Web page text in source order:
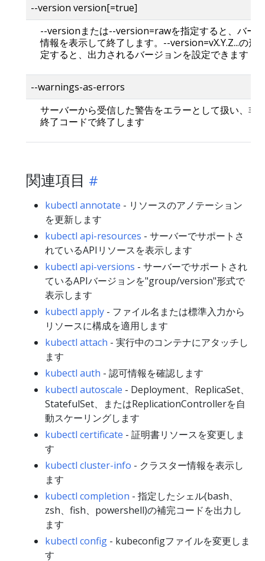
--version version[=true]
--versionまたは--version=rawを指定すると、バー
情報を表示して終了します。--version=vX.Y.Z...の形
定すると、出力されるバージョンを設定できます
--warnings-as-errors
サーバーから受信した警告をエラーとして扱い、非
終了コードで終了します
関連項目
kubectl annotate - リソースのアノテーション
を更新します
kubectl api-resources - サーバーでサポートさ
れているAPIリソースを表示します
kubectl api-versions - サーバーでサポートされ
ているAPIバージョンを"group/version"形式で
表示します
kubectl apply - ファイル名または標準入力から
リソースに構成を適用します
kubectl attach - 実行中のコンテナにアタッチし
ます
kubectl auth - 認可情報を確認します
kubectl autoscale - Deployment、ReplicaSet、
StatefulSet、またはReplicationControllerを自
動スケーリングします
kubectl certificate - 証明書リソースを変更しま
す
kubectl cluster-info - クラスター情報を表示し
ます
kubectl completion - 指定したシェル(bash、
zsh、fish、powershell)の補完コードを出力し
ます
kubectl config - kubeconfigファイルを変更しま
す